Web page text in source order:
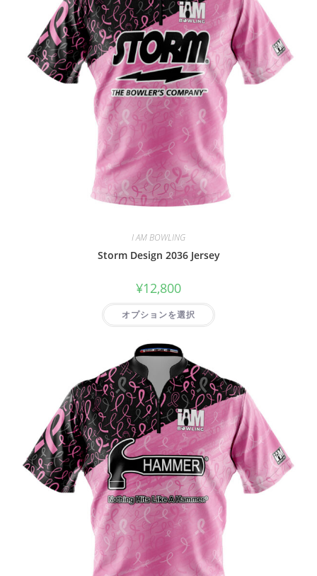
I AM BOWLING
Storm Design 2036 Jersey
¥12,800
オプションを選択